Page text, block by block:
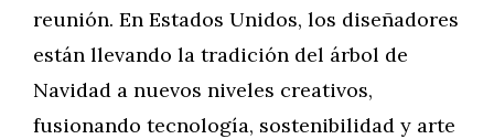
reunión. En Estados Unidos, los diseñadores
están llevando la tradición del árbol de
Navidad a nuevos niveles creativos,
fusionando tecnología, sostenibilidad y arte